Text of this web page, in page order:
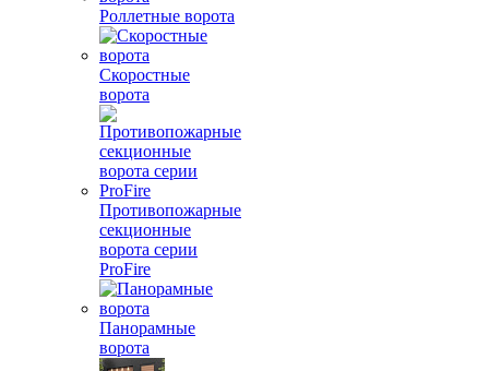
Роллетные ворота
Скоростные
ворота
Противопожарные
секционные
ворота серии
ProFire
Панорамные
ворота